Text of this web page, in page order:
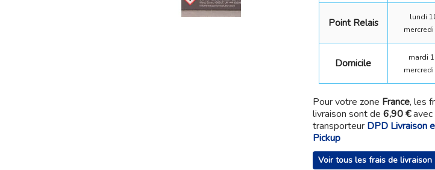
Point Relais
lundi
Domicile
mardi
Pour votre zone France, les
livraison sont de 6,90 €avec
transporteur DPD Livraison
Pickup
Voir tous les frais de livraison